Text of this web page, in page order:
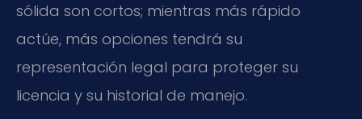
sólida son cortos; mientras más rápido
actúe, más opciones tendrá su
representación legal para proteger su
licencia y su historial de manejo.